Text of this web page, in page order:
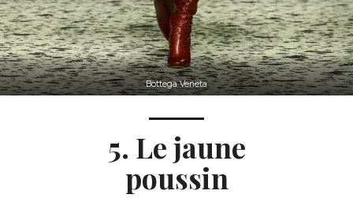
Bottega Veneta
5. Le jaune
poussin